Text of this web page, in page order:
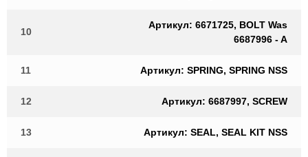
10
Артикул: 6671725, BOLT Was
6687996 - A
11 Артикул: SPRING, SPRING NSS
12 Артикул: 6687997, SCREW
13 Артикул: SEAL, SEAL KIT NSS